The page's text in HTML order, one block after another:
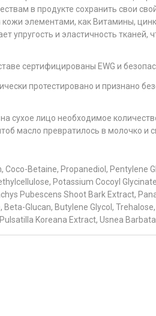
в продукте сохранить свои
элементами, как Витамины,
упругость и эластичность тканей,
сертифицированы EWG и
протестировано и признано
сухое лицо необходимое
масло превратилось в молочко и
Coco-Betaine, Propanediol, Pentylene
Potassium Cocoyl
Pubescens Shoot Bark Extract,
Beta-Glucan, Butylene Glycol,
Koreana Extract, Usnea